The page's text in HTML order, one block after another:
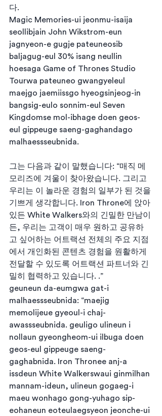
다.
Magic Memories-ui jeonmu-isaija
seollibjain John Wikstrom-eun
jagnyeon-e gugje pateuneosib
baljagug-eul 30% isang neullin
hoesaga Game of Thrones Studio
Tourwa pateuneo gwangyeleul
maejgo jaemiissgo hyeogsinjeog-in
bangsig-eulo sonnim-eul Seven
Kingdomse mol-ibhage doen geos-
eul gippeuge saeng-gaghandago
malhaessseubnida.
그는 다음과 같이 말했습니다: “매직 메
모리즈에 겨울이 찾아왔습니다. 그리고
우리는 이 놀라운 경험의 일부가 된 것을
기쁘게 생각합니다. Iron Throne에 앉아
있든 White Walkers와의 긴밀한 만남이
든, 우리는 고객이 매우 원하고 공유하
고 싶어하는 어트랙션 전체의 주요 지점
에서 개인화된 콘텐츠 경험을 원활하게
전달할 수 있도록 어트랙션 파트너와 긴
밀히 협력하고 있습니다. .”
geuneun da-eumgwa gat-i
malhaessseubnida: “maejig
memolijeue gyeoul-i chaj-
awassseubnida. geuligo ulineun i
nollaun gyeongheom-ui ilbuga doen
geos-eul gippeuge saeng-
gaghabnida. Iron Thronee anj-a
issdeun White Walkerswaui ginmilhan
mannam-ideun, ulineun gogaeg-i
maeu wonhago gong-yuhago sip-
eohaneun eoteulaegsyeon jeonche-ui